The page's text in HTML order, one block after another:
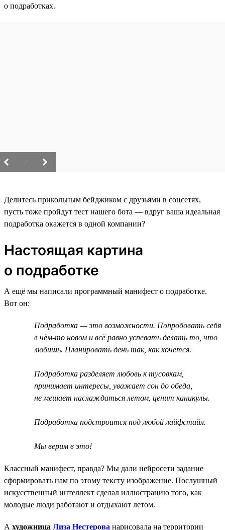
о подработках.
Делитесь прикольным бейджиком с друзьями в соцсетях,
пусть тоже пройдут тест нашего бота — вдруг ваша идеальная
подработка окажется в одной компании?
Настоящая картина
о подработке
А ещё мы написали программный манифест о подработке.
Вот он:
Подработка — это возможности. Попробовать себя
в чём-то новом и всё равно успевать делать то, что
любишь. Планировать день так, как хочется.
Подработка разделяет любовь к тусовкам,
принимает интересы, уважает сон до обеда,
не мешает наслаждаться летом, ценит каникулы.
Подработка подстроится под любой лайфстайл.
Мы верим в это!
Классный манифест, правда? Мы дали нейросети задание
сформировать нам по этому тексту изображение. Послушный
искусственный интеллект сделал иллюстрацию того, как
молодые люди работают и отдыхают летом.
А художница Лиза Нестерова нарисовала на территории